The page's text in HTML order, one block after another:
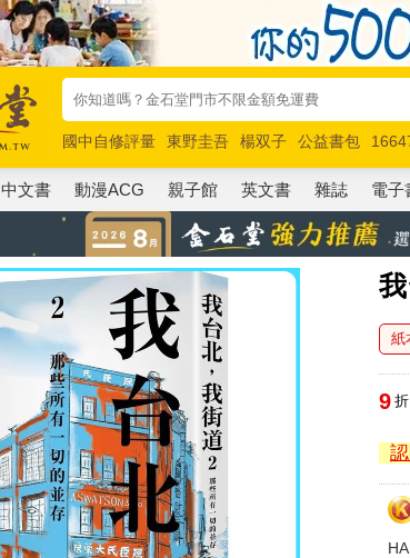
國中自修評量 東野圭吾 楊双子 公益書包
唯紅花綻放
奧德賽 路邊攤新作 馬斯克 玩具總
中文書 動漫ACG 親子館 英文書 雜誌 電子
紙
9 折